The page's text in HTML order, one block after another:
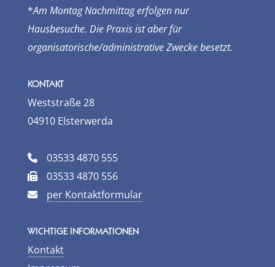
*Am Montag Nachmittag erfolgen nur
Hausbesuche. Die Praxis ist aber für
organisatorische/­administrative Zwecke besetzt.
KONTAKT
Weststraße 28
04910 Elsterwerda
03533 4870 555
03533 4870 556
per Kontaktformular
WICHTIGE INFORMATIONEN
Kontakt